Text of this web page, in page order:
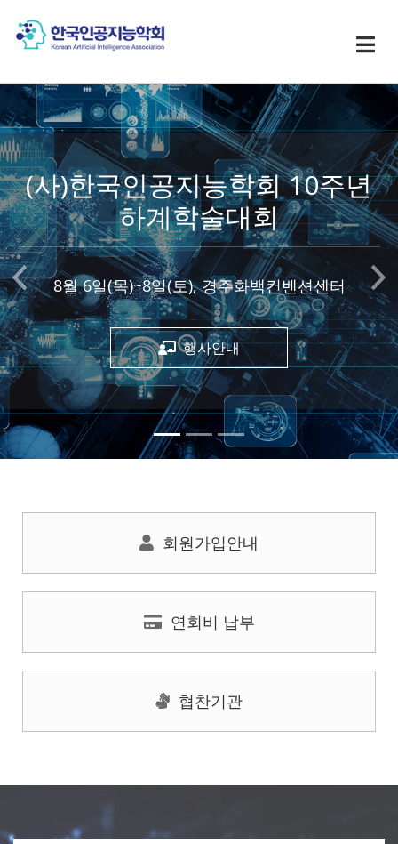
(사)한국인공지능학회 10주년
하계학술대회
8월 6일(목)~8일(토), 경주화백컨벤션센터
행사안내
Previous
회원가입안내
연회비 납부
협찬기관